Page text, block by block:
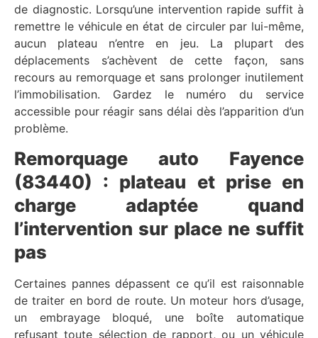
de diagnostic. Lorsqu’une intervention rapide suffit à
remettre le véhicule en état de circuler par lui-même,
aucun plateau n’entre en jeu. La plupart des
déplacements s’achèvent de cette façon, sans
recours au remorquage et sans prolonger inutilement
l’immobilisation. Gardez le numéro du service
accessible pour réagir sans délai dès l’apparition d’un
problème.
Remorquage auto Fayence
(83440) : plateau et prise en
charge adaptée quand
l’intervention sur place ne suffit
pas
Certaines pannes dépassent ce qu’il est raisonnable
de traiter en bord de route. Un moteur hors d’usage,
un embrayage bloqué, une boîte automatique
refusant toute sélection de rapport, ou un véhicule